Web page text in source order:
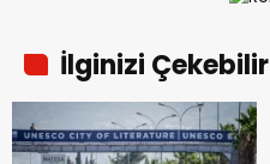
İlginizi Çekebilir